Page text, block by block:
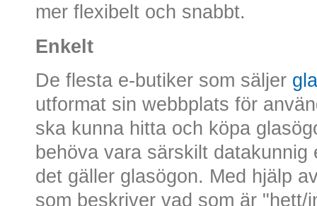
mer flexibelt och snabbt.
Enkelt
De flesta e-butiker som säljer
utformat sin webbplats för
ska kunna hitta och köpa
behöva vara särskilt
det gäller glasögon. Med hjälp
som beskriver vad som är